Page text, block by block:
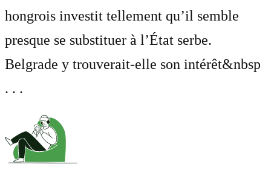
hongrois investit tellement qu’il semble
presque se substituer à l’État serbe.
Belgrade y trouverait-elle son intérêt&nbsp
. . .